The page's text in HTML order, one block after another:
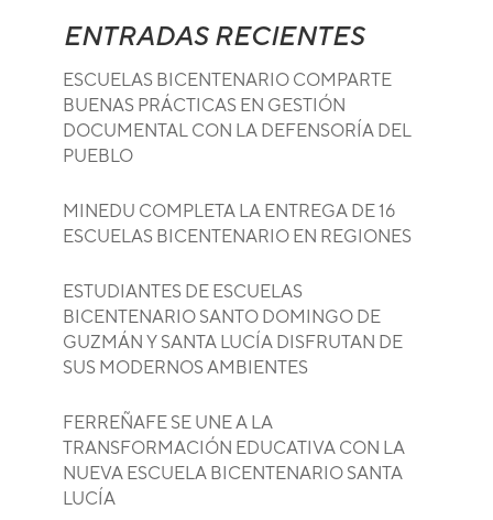
ENTRADAS RECIENTES
ESCUELAS BICENTENARIO COMPARTE
BUENAS PRÁCTICAS EN GESTIÓN
DOCUMENTAL CON LA DEFENSORÍA DEL
PUEBLO
MINEDU COMPLETA LA ENTREGA DE 16
ESCUELAS BICENTENARIO EN REGIONES
ESTUDIANTES DE ESCUELAS
BICENTENARIO SANTO DOMINGO DE
GUZMÁN Y SANTA LUCÍA DISFRUTAN DE
SUS MODERNOS AMBIENTES
FERREÑAFE SE UNE A LA
TRANSFORMACIÓN EDUCATIVA CON LA
NUEVA ESCUELA BICENTENARIO SANTA
LUCÍA